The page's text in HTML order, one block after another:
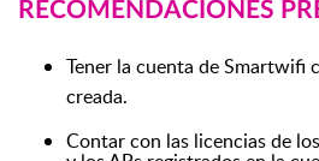
RECOMENDACIONES
Tener la cuenta de Smartwifi
creada.
Contar con las licencias de